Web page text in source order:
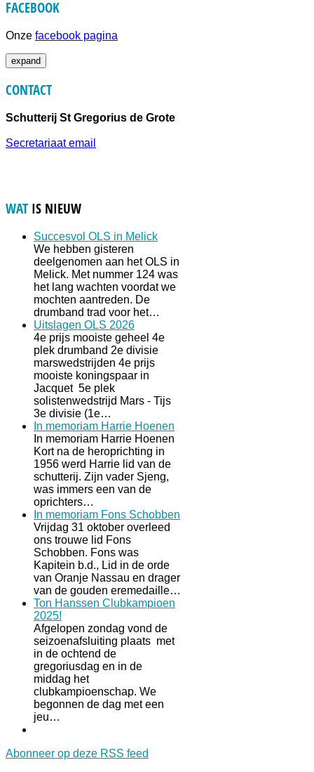
FACEBOOK
Onze facebook pagina
expand
CONTACT
Schutterij St Gregorius de Grote
Secretariaat email
WAT IS NIEUW
Succesvol OLS in Melick
We hebben gisteren
deelgenomen aan het OLS in
Melick. Met nummer 124 was
het lang wachten voordat we
mochten aantreden. De
drumband trad voor het…
Uitslagen OLS 2026
4e prijs mooiste geheel 4e
plek drumband 2e divisie
marswedstrijden 4e prijs
mooiste koningspaar in
Jacquet 5e plek
solistenwedstrijd Mars - Tijs
3e divisie (1e…
In memoriam Harrie Hoenen
In memoriam Harrie Hoenen
Kort na de heroprichting in
1956 werd Harrie lid van de
schutterij. Zijn vader Sjeng,
was immers een van de
oprichters…
In memoriam Fons Schobben
Vrijdag 31 oktober overleed
ons trouwe lid Fons
Schobben. Fons was
Kapitein b.d., Lid in de orde
van Oranje Nassau en drager
van de gouden eremedaille…
Ton Hanssen Clubkampioen
2025!
Afgelopen zondag vond de
seizoenafsluiting plaats met
in de ochtend de
gregoriusdag en in de
middag het
clubkampioenschap. We
begonnen de dag met een
jeu…
Abonneer op deze RSS feed